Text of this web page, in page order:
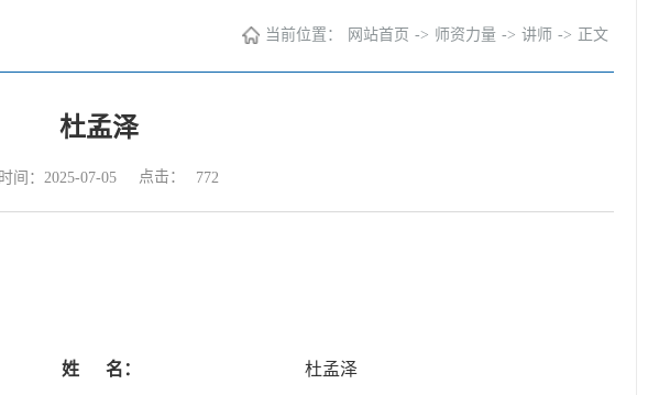
当前位置： 网站首页 -> 师资力量 -> 讲师 -> 正文
杜孟泽
间：2025-07-05 点击： 772
姓 名： 杜孟泽